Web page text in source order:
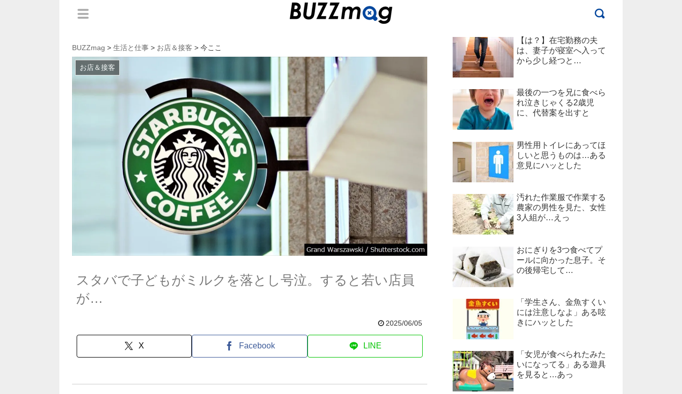
BUZZmag > 生活と仕事 > お店＆接客 > 今ここ
お店＆接客
スタバで子どもがミルクを落とし号泣。すると若い店員
が…
2025/06/05
X Facebook LINE
【は？】在宅勤務の夫
は、妻子が寝室へ入って
から少し経つと…
最後の一つを兄に食べら
れ泣きじゃくる2歳児
に、代替案を出すと
男性用トイレにあってほ
しいと思うものは…ある
意見にハッとした
汚れた作業服で作業する
農家の男性を見た、女性
3人組が…えっ
おにぎりを3つ食べてプ
ールに向かった息子。そ
の後帰宅して…
「学生さん、金魚すくい
には注意しなよ」ある呟
きにハッとした
「女児が食べられたみた
いになってる」ある遊具
を見ると…あっ